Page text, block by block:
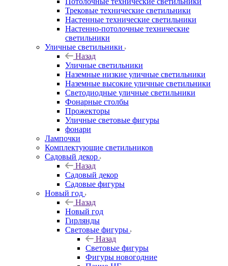
Трековые технические светильники
Настенные технические светильники
Настенно-потолочные технические
светильники
Уличные светильники
Назад
Уличные светильники
Наземные низкие уличные светильники
Наземные высокие уличные светильники
Светодиодные уличные светильники
Фонарные столбы
Прожекторы
Уличные световые фигуры
фонари
Лампочки
Комплектующие светильников
Садовый декор
Назад
Садовый декор
Садовые фигуры
Новый год
Назад
Новый год
Гирлянды
Световые фигуры
Назад
Световые фигуры
Фигуры новогодние